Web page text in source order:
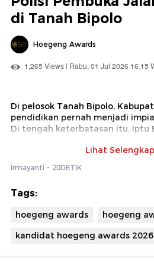
di Tanah Bipolo
Hoegeng Awards
1,265 Views | Rabu, 01 Jul 2026 16:15
Di pelosok Tanah Bipolo,
pendidikan pernah menjadi
Di tengah keterbatasan itu, Iptu
sebagai penggerak perubahan.
mengajar anak-anak di Desa
menghadirkan sekolah dasar
Lihat
Irmayanti - 20DETIK
Tags:
hoegeng awards
hoegeng
kandidat hoegeng awards 2026